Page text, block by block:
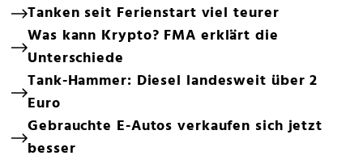
Tanken seit Ferienstart viel teurer
Was kann Krypto? FMA erklärt die
Unterschiede
Tank-Hammer: Diesel landesweit über 2
Euro
Gebrauchte E-Autos verkaufen sich jetzt
besser